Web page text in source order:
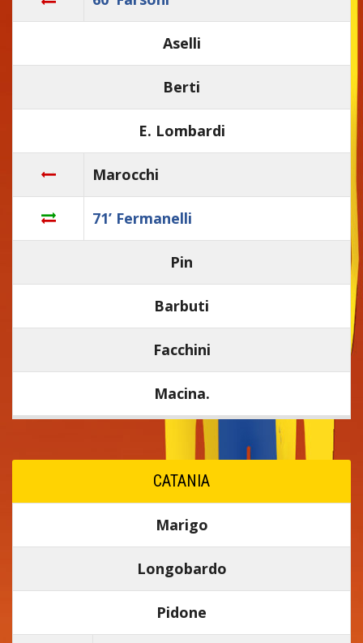
Aselli
Berti
E. Lombardi
Marocchi
71’ Fermanelli
Pin
Barbuti
Facchini
Macina.
CATANIA
Marigo
Longobardo
Pidone